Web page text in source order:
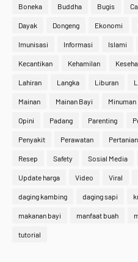
Boneka Buddha Bugis
Dayak Dongeng Ekonomi
Imunisasi Informasi Islami
Kecantikan Kehamilan
Lahiran Langka Liburan
Mainan Mainan Bayi Minuman
Opini Padang Parenting
Penyakit Perawatan Pertanian
Resep Safety Sosial Media
Update harga Video Viral
daging kambing daging sapi
makanan bayi manfaat buah
tutorial